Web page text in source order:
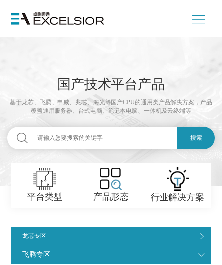
国产技术平台产品
基于龙芯、飞腾、申威、兆芯、海光等国产CPU的通用类产品解决方案，产品
覆盖通用服务器、台式电脑、笔记本电脑、一体机及云终端等
搜索
平台类型 产品形态 行业解决方案
龙芯专区
飞腾专区